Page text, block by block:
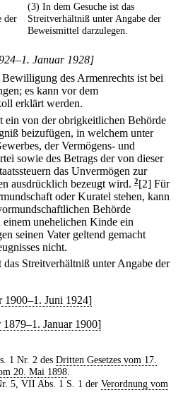
der
(3) In dem Gesuche ist das
Streitverhältniß unter Angabe der
Beweismittel darzulegen.
Januar 1928]
des Armenrechts ist bei
es kann vor dem
erklärt werden.
ein von der obrigkeitlichen Behörde
beizufügen, in welchem unter
der Vermögens- und
sowie des Betrags der von dieser
das Unvermögen zur
ausdrücklich bezeugt wird. 2[2] Für
oder Kuratel stehen, kann
Behörde
unehelichen Kinde ein
seinen Vater geltend gemacht
nicht.
Streitverhältniß unter Angabe der
1900–1. Juni 1924]
Januar 1900]
1 Nr. 2 des Dritten Gesetzes vom 17.
20. Mai 1898
5, VII Abs. 1 S. 1 der Verordnung vom